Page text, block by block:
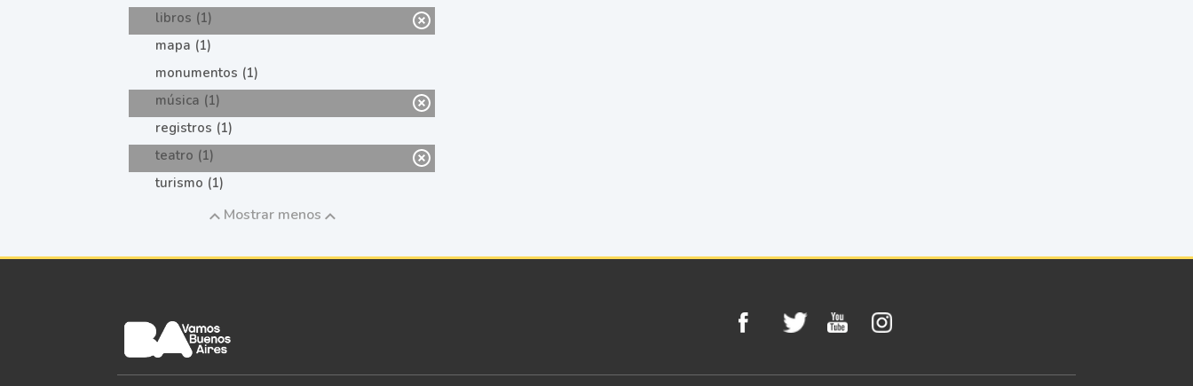
libros (1)
mapa (1)
monumentos (1)
música (1)
registros (1)
teatro (1)
turismo (1)
Mostrar menos